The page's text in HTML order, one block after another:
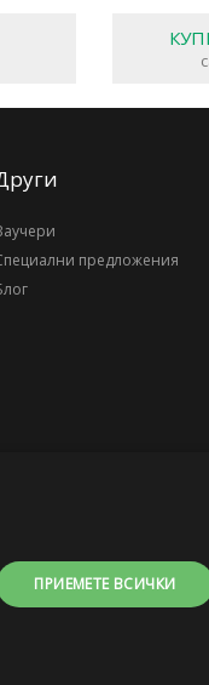
предложения
ПРИЕМЕТЕ ВСИЧКИ